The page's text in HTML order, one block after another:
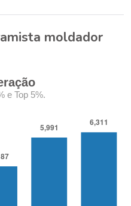
moldador
e Top 5%.